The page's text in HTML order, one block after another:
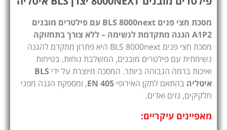
מסכת חצי פנים BLS 8000next עם פילטרים מובנים
A1P2 הגנה מתקדמת לנשימה – ללא צורך בתחזוקה
מסכת חצי פנים BLS 8000next היא פתרון מתקדם להגנה
נשימתית עם פילטרים מובנים, המשלבת נוחות, בטיחות
ואיכות ברמה הגבוהה ביותר. המסכה מיוצרת על ידי BLS
איטליה בהתאם לתקן האירופי EN 405, ומספקת הגנה מפני
חלקיקים, גזים ואדים.
מאפיינים עיקריים: